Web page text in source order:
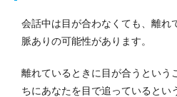
会話中は目が合わなくても、離れ
脈ありの可能性があります。
離れているときに目が合うという
ちにあなたを目で追っているとい